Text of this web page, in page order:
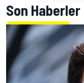
Son Haberler